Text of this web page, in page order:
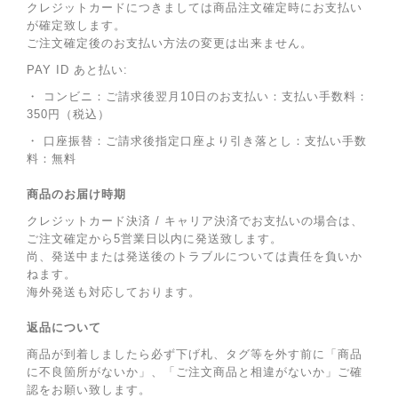
クレジットカードにつきましては商品注文確定時にお支払い
が確定致します。
ご注文確定後のお支払い方法の変更は出来ません。
PAY ID あと払い:
・ コンビニ：ご請求後翌月10日のお支払い：支払い手数料：
350円（税込）
・ 口座振替：ご請求後指定口座より引き落とし：支払い手数
料：無料
商品のお届け時期
クレジットカード決済 / キャリア決済でお支払いの場合は、
ご注文確定から5営業日以内に発送致します。
尚、発送中または発送後のトラブルについては責任を負いか
ねます。
海外発送も対応しております。
返品について
商品が到着しましたら必ず下げ札、タグ等を外す前に「商品
に不良箇所がないか」、「ご注文商品と相違がないか」ご確
認をお願い致します。